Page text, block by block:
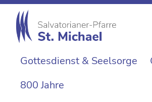
Zur
Hauptnavigation
springen
Skip
main
Zur
Hauptsidebar
springen
Zur
Fußzeile
springen
Michael
Michaelerkirche
im
Zentrum
Gottesdienst & Seelsorge
800 Jahre